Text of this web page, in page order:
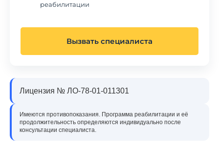
реабилитации
Вызвать специалиста
Лицензия № ЛО-78-01-011301
Имеются противопоказания. Программа реабилитации и её
продолжительность определяются индивидуально после
консультации специалиста.